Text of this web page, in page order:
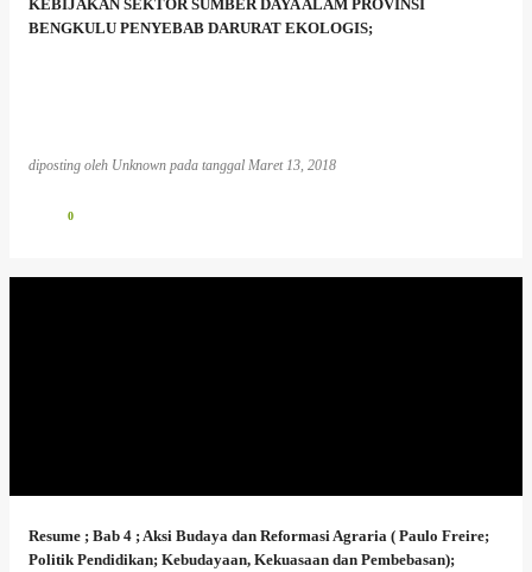
KEBIJAKAN SEKTOR SUMBER DAYA ALAM PROVINSI
BENGKULU PENYEBAB DARURAT EKOLOGIS;
diposting oleh Unknown pada tanggal Maret 13, 2018
0
Resume ; Bab 4 ; Aksi Budaya dan Reformasi Agraria ( Paulo Freire;
Politik Pendidikan; Kebudayaan, Kekuasaan dan Pembebasan);